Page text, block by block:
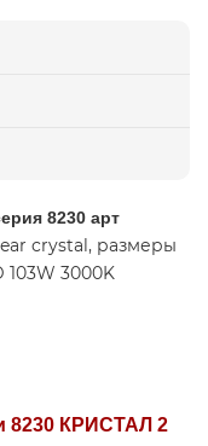
8230 арт
crystal, размеры
103W 3000K
8230 КРИСТАЛ 2